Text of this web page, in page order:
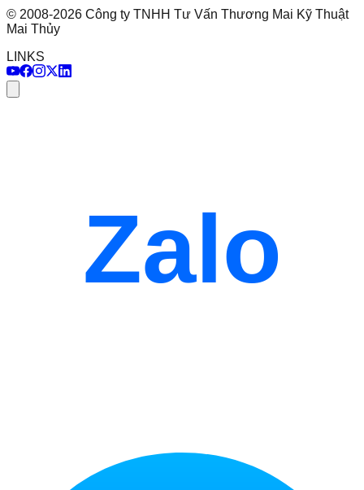
© 2008-2026 Công ty TNHH Tư Vấn Thương Mai Kỹ Thuật
Mai Thủy
LINKS
Zalo